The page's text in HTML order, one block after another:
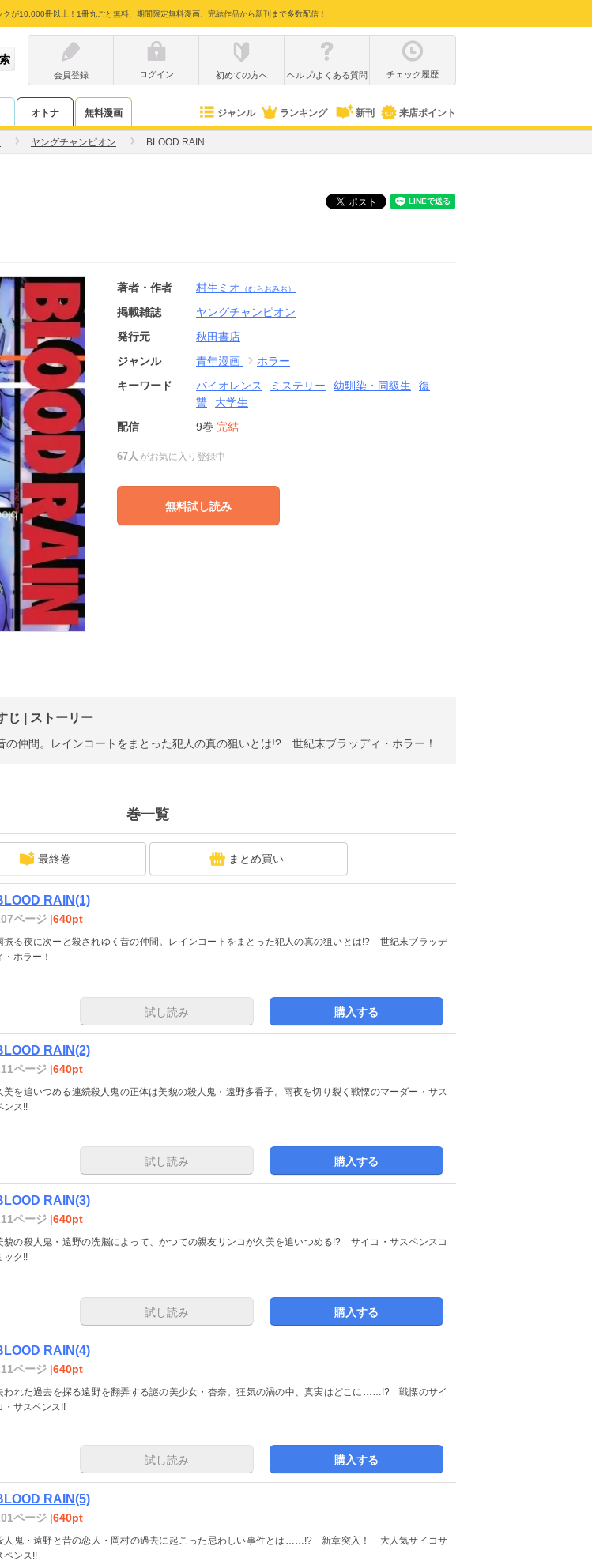
クが10,000冊以上！1冊丸ごと無料、期間限定無料漫画、完結作品から新刊まで多数配信！
会員登録
ログイン 初めての方へ ヘルプ/よくある質問 チェック履歴
オトナ 無料漫画 ジャンル ランキング 新刊 来店ポイント
ヤングチャンピオン BLOOD RAIN
著者・作者 村生ミオ （むらおみお）
掲載雑誌
ヤングチャンピオン
発行元
秋田書店
ジャンル
青年漫画
ホラー
キーワード
バイオレンス ミステリー 幼馴染・同級生
復
讐
大学生
配信
9巻 完結
67人 がお気に入り登録中
無料試し読み
じ | ストーリー
の仲間。レインコートをまとった犯人の真の狙いとは!? 世紀末ブラッディ・ホラー！
巻一覧
最終巻 まとめ買い
RAIN(1)
ページ |640pt
振る夜に次ーと殺されゆく昔の仲間。レインコートをまとった犯人の真の狙いとは!? 世紀末ブラッデ
・ホラー！
試し読み 購入する
RAIN(2)
ページ |640pt
美を追いつめる連続殺人鬼の正体は美貌の殺人鬼・遠野多香子。雨夜を切り裂く戦慄のマーダー・サス
ンス!!
試し読み 購入する
RAIN(3)
ページ |640pt
貌の殺人鬼・遠野の洗脳によって、かつての親友リンコが久美を追いつめる!? サイコ・サスペンスコ
ック!!
試し読み 購入する
RAIN(4)
ページ |640pt
われた過去を探る遠野を翻弄する謎の美少女・杏奈。狂気の渦の中、真実はどこに……!? 戦慄のサイ
・サスペンス!!
試し読み 購入する
RAIN(5)
ページ |640pt
人鬼・遠野と昔の恋人・岡村の過去に起こった忌わしい事件とは……!? 新章突入！ 大人気サイコサ
ペンス!!